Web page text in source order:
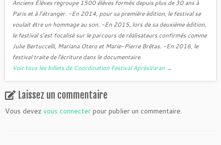
Anciens Élèves regroupe 1500 élèves formés depuis plus de 30 ans à
Paris et à l’étranger. -En 2014, pour sa première édition, le festival se
voulait être un hommage au son. -En 2015, lors de sa deuxième édition,
le festival s’est focalisé sur le parcours de réalisateurs confirmés comme
Julie Bertuccelli, Mariana Otero et Marie-Pierre Brêtas. -En 2016, le
festival traite de l'écriture dans le documentaire.
Voir tous les billets de Coordination Festival AprèsVaran →
Laissez un commentaire
Vous devez vous connecter pour publier un commentaire.